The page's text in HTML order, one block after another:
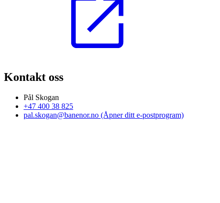
Kontakt oss
Pål Skogan
+47 400 38 825
pal.skogan@banenor.no (Åpner ditt e-postprogram)